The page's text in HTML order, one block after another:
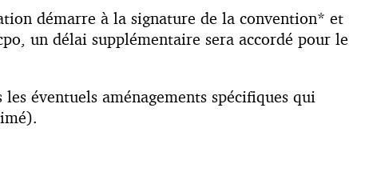
démarre à la signature de la convention* et
un délai supplémentaire sera accordé pour le
éventuels aménagements spécifiques qui